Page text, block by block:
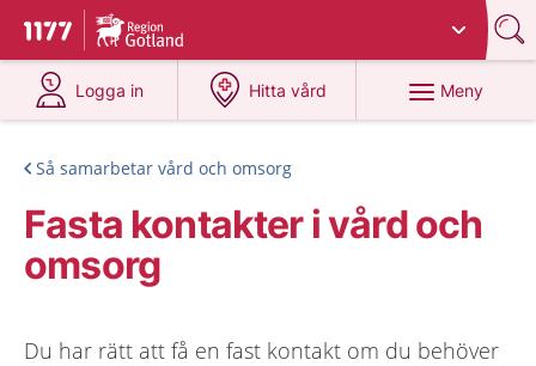
Till startsidan för 1177
Du har valt region
Logga in
på 1177.se
Hitta vård
på 1177.se
Meny
Så samarbetar vård och omsorg
Fasta kontakter i vård och
omsorg
Du har rätt att få en fast kontakt om du behöver